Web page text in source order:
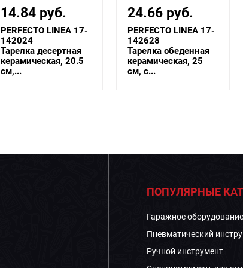
24.66 руб.
PERFECTO LINEA 17-
142628
Тарелка обеденная
керамическая, 25
см, с...
22.19 руб.
PERFECTO LINEA 17-
122915
Блюдо
керамическое,
29х15х2.5 см, серия
ПОПУЛЯРНЫЕ
Гаражное оборудование
Пневматический
Ручной инструмент